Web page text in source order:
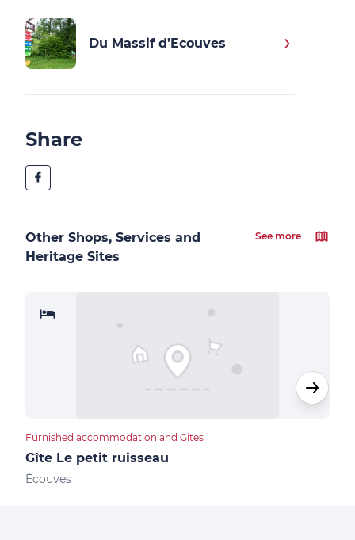
Du Massif d’Ecouves
Share
Other Shops, Services and
Heritage Sites
See more
Furnished accommodation and Gites
Gîte Le petit ruisseau
Écouves